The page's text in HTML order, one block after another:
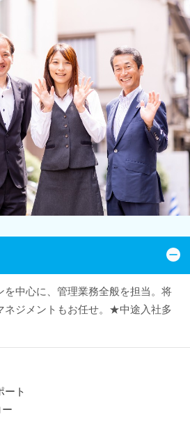
を中心に、管理業務全般を担当。将
ネジメントもお任せ。★中途入社多
ート